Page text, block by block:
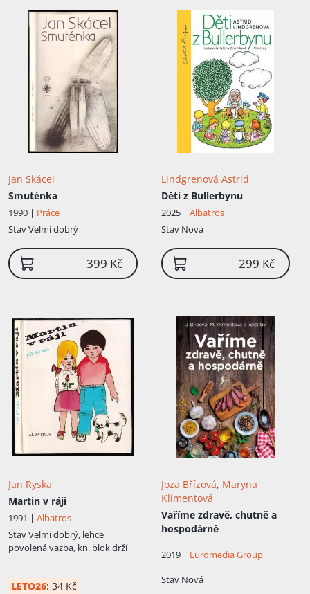
Jan Skácel
Smuténka
1990 | Práce
StavVelmi dobrý
399 Kč
Lindgrenová Astrid
Děti z Bullerbynu
2025 | Albatros
Stav Nová
299 Kč
Jan Ryska
Martin v ráji
1991 | Albatros
StavVelmi dobrý, lehce
povolená vazba, kn. blok drží
LETO26: 34 Kč
Joza Břízová, Maryna
Klimentová
Vaříme zdravě, chutně a
hospodárně
2019 | Euromedia Group
Stav Nová